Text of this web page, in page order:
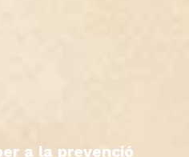
a la prevenció